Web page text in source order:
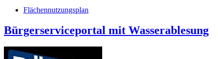
Flächennutzungsplan
Bürgerserviceportal mit Wasserablesung